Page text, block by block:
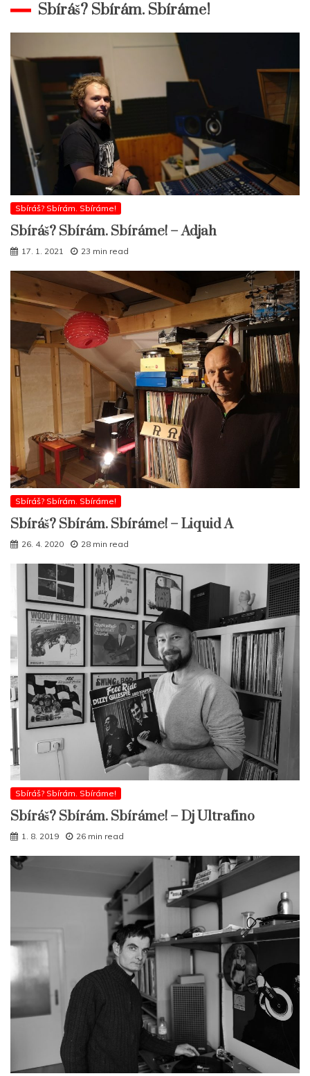
Sbíráš? Sbírám. Sbíráme!
Sbíráš? Sbírám. Sbíráme!
Sbíráš? Sbírám. Sbíráme! – Adjah
17. 1. 2021 23 min read
Sbíráš? Sbírám. Sbíráme!
Sbíráš? Sbírám. Sbíráme! – Liquid A
26. 4. 2020 28 min read
Sbíráš? Sbírám. Sbíráme!
Sbíráš? Sbírám. Sbíráme! – Dj Ultrafino
1. 8. 2019 26 min read